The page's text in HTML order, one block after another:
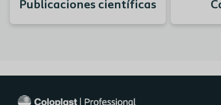
Publicaciones científicas